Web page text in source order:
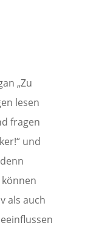
„Zu
lesen
fragen
und
als auch